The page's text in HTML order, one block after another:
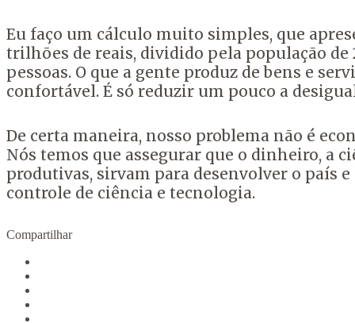
Eu faço um cálculo muito simples, que
trilhões de reais, dividido pela população
pessoas. O que a gente produz de bens e
confortável. É só reduzir um pouco a
De certa maneira, nosso problema não é
Nós temos que assegurar que o dinheiro, a
produtivas, sirvam para desenvolver o país
controle de ciência e tecnologia.
Compartilhar